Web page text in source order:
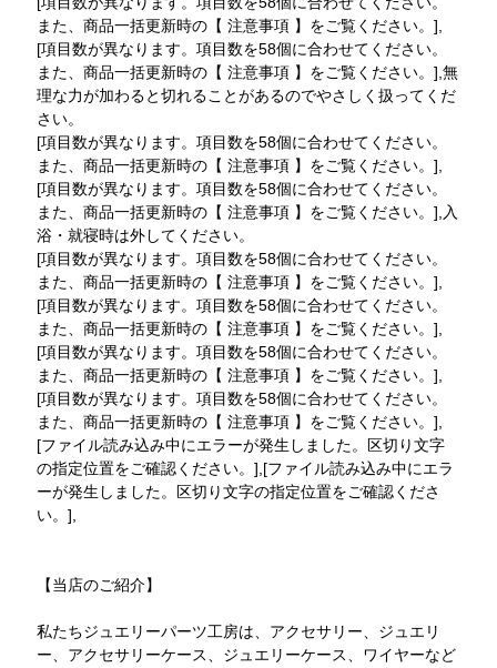
また、商品一括更新時の【 注意事項 】をご覧ください。],
[項目数が異なります。項目数を58個に合わせてください。
また、商品一括更新時の【 注意事項 】をご覧ください。],無
理な力が加わると切れることがあるのでやさしく扱ってくだ
さい。
[項目数が異なります。項目数を58個に合わせてください。
また、商品一括更新時の【 注意事項 】をご覧ください。],
[項目数が異なります。項目数を58個に合わせてください。
また、商品一括更新時の【 注意事項 】をご覧ください。],入
浴・就寝時は外してください。
[項目数が異なります。項目数を58個に合わせてください。
また、商品一括更新時の【 注意事項 】をご覧ください。],
[項目数が異なります。項目数を58個に合わせてください。
また、商品一括更新時の【 注意事項 】をご覧ください。],
[項目数が異なります。項目数を58個に合わせてください。
また、商品一括更新時の【 注意事項 】をご覧ください。],
[項目数が異なります。項目数を58個に合わせてください。
また、商品一括更新時の【 注意事項 】をご覧ください。],
[ファイル読み込み中にエラーが発生しました。区切り文字
の指定位置をご確認ください。],[ファイル読み込み中にエラ
ーが発生しました。区切り文字の指定位置をご確認くださ
い。],
【当店のご紹介】
私たちジュエリーパーツ工房は、アクセサリー、ジュエリ
ー、アクセサリーケース、ジュエリーケース、ワイヤーなど